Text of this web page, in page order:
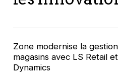
Zone modernise la
magasins avec LS Retail
Dynamics